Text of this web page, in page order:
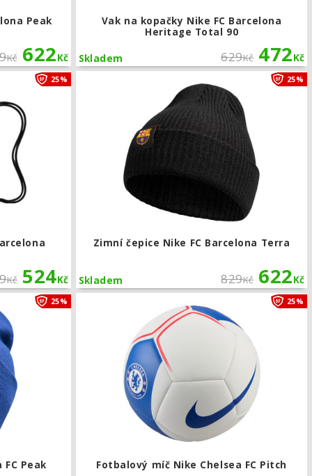
Peak
Kč 622Kč
Vak na kopačky Nike FC Barcelona
Heritage Total 90
629Kč 472Kč
Skladem
Kč 524Kč
25%
Zimní čepice Nike FC Barcelona Terra
829Kč 622Kč
Skladem
25%
Therma-FIT
Peak
25%
Fotbalový míč Nike Chelsea FC Pitch
25%